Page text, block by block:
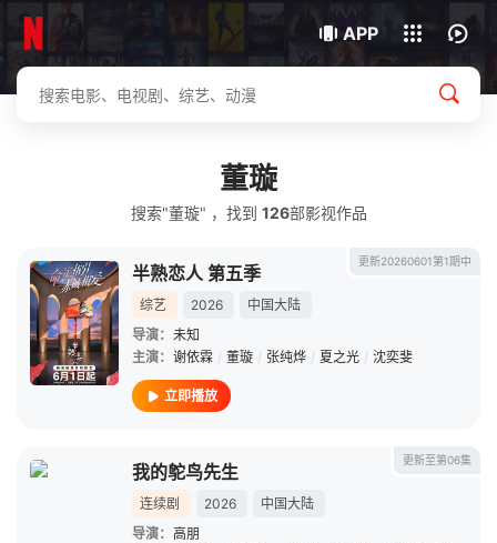
APP
下载客户端
我的观影记录
董璇
搜索"董璇" ，找到 126部影视作品
更新20260601第1期中
半熟恋人 第五季
综艺 2026
中国大陆
导演： 未知
主演： 谢依霖 / 董璇 / 张纯烨 / 夏之光 / 沈奕斐
立即播放
更新至第06集
我的鸵鸟先生
连续剧 2026
中国大陆
导演： 高朋